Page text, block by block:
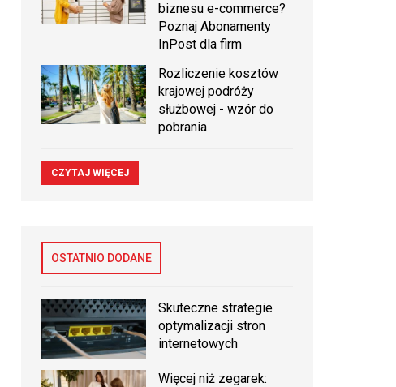
biznesu e-commerce?
Poznaj Abonamenty
InPost dla firm
Rozliczenie kosztów
krajowej podróży
służbowej - wzór do
pobrania
CZYTAJ WIĘCEJ
OSTATNIO DODANE
Skuteczne strategie
optymalizacji stron
internetowych
Więcej niż zegarek: